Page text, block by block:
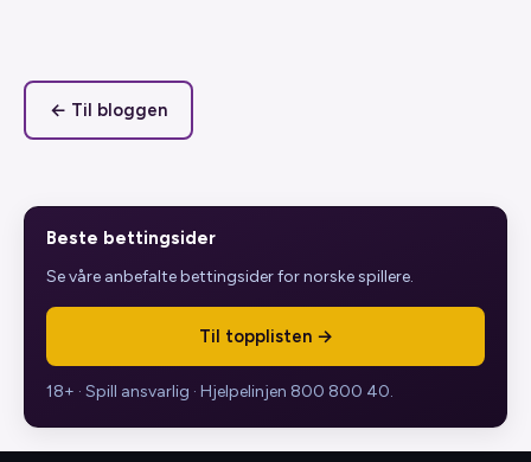
← Til bloggen
Beste bettingsider
Se våre anbefalte bettingsider for norske spillere.
Til topplisten →
18+ · Spill ansvarlig · Hjelpelinjen 800 800 40.